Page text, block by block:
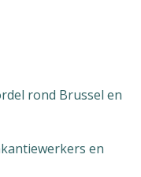
rond Brussel en
en